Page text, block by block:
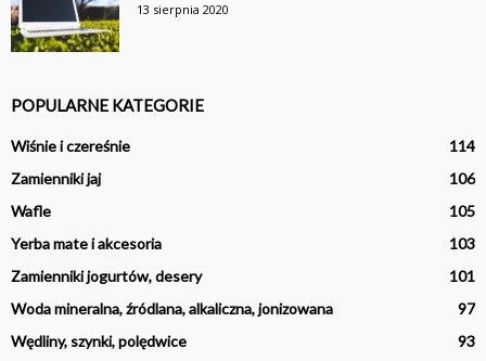
13 sierpnia 2020
POPULARNE KATEGORIE
Wiśnie i czereśnie
114
Zamienniki jaj
106
Wafle
105
Yerba mate i akcesoria
103
Zamienniki jogurtów, desery
101
Woda mineralna, źródlana, alkaliczna, jonizowana
97
Wędliny, szynki, polędwice
93